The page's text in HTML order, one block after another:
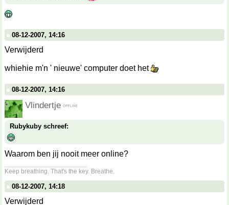
08-12-2007, 14:16
Verwijderd
whiehie m'n ' nieuwe' computer doet het
08-12-2007, 14:16
Vlindertje
Rubykuby schreef:
Waarom ben jij nooit meer online?
Keep breathing. That's the key. Breathe.
08-12-2007, 14:18
Verwijderd